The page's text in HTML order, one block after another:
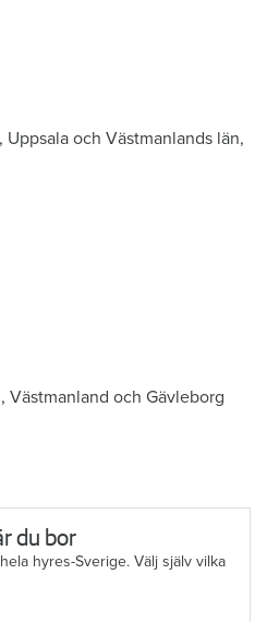
Uppsala och Västmanlands län,
Västmanland och Gävleborg
du bor
hyres-Sverige. Välj själv vilka